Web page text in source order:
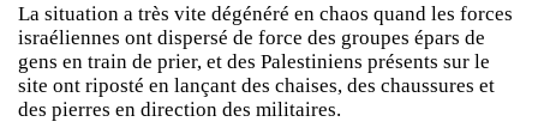
La situation a très vite dégénéré en chaos quand les forces
israéliennes ont dispersé de force des groupes épars de
gens en train de prier, et des Palestiniens présents sur le
site ont riposté en lançant des chaises, des chaussures et
des pierres en direction des militaires.